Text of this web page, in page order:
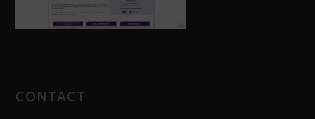
CONTACT